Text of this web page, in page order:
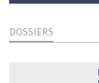
DOSSIERS